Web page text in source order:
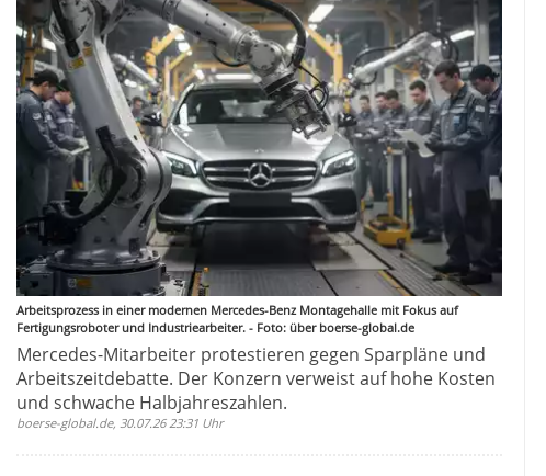
Arbeitsprozess in einer modernen Mercedes-Benz Montagehalle mit Fokus auf
Fertigungsroboter und Industriearbeiter. - Foto: über boerse-global.de
Mercedes-Mitarbeiter protestieren gegen Sparpläne und
Arbeitszeitdebatte. Der Konzern verweist auf hohe Kosten
und schwache Halbjahreszahlen.
boerse-global.de, 30.07.26 23:31 Uhr